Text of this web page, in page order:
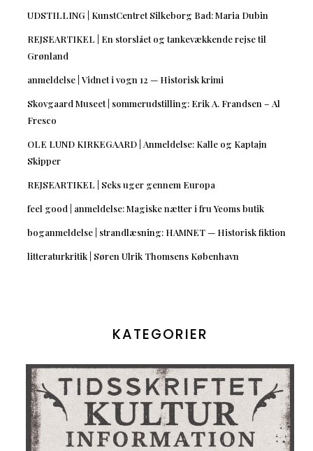
UDSTILLING | KunstCentret Silkeborg Bad: Maria Dubin
REJSEARTIKEL | En storslået og tankevækkende rejse til
Grønland
anmeldelse | Vidnet i vogn 12 — Historisk krimi
Skovgaard Museet | sommerudstilling: Erik A. Frandsen – Al
Fresco
OLE LUND KIRKEGAARD | Anmeldelse: Kalle og Kaptajn
Skipper
REJSEARTIKEL | Seks uger gennem Europa
feel good | anmeldelse: Magiske nætter i fru Yeoms butik
boganmeldelse | strandlæsning: HAMNET — Historisk fiktion
litteraturkritik | Søren Ulrik Thomsens København
KATEGORIER